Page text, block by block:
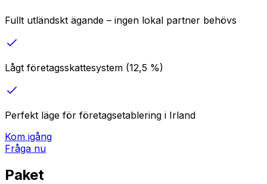
Fullt utländskt ägande – ingen lokal partner behövs
Lågt företagsskattesystem (12,5 %)
Perfekt läge för företagsetablering i Irland
Kom igång
Fråga nu
Paket